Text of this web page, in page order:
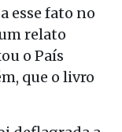
esse fato no
relato
o País
que o livro